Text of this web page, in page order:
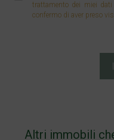
trattamento dei miei
confermo di aver preso
Altri immobili